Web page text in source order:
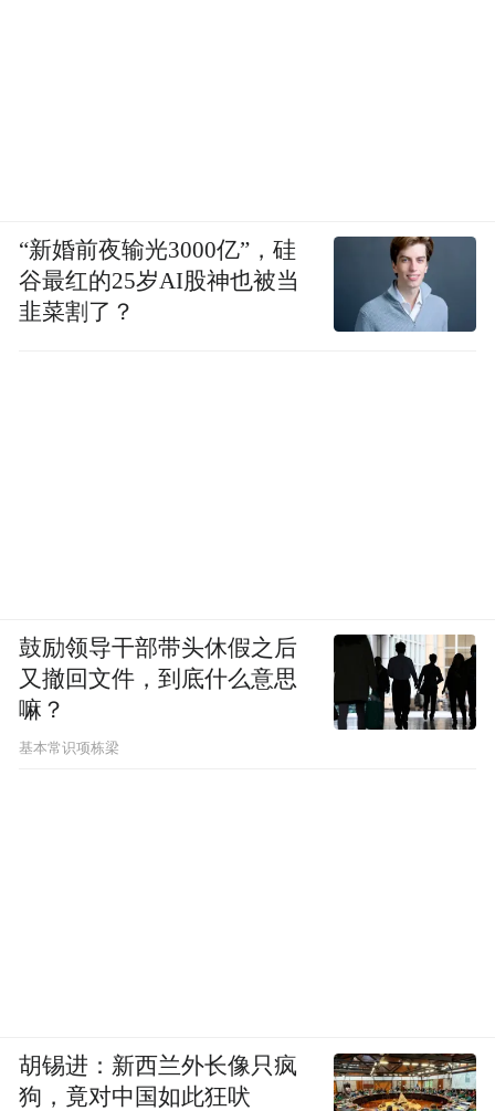
“新婚前夜输光3000亿”，硅
谷最红的25岁AI股神也被当
韭菜割了？
鼓励领导干部带头休假之后
又撤回文件，到底什么意思
嘛？
基本常识项栋梁
胡锡进：新西兰外长像只疯
狗，竟对中国如此狂吠